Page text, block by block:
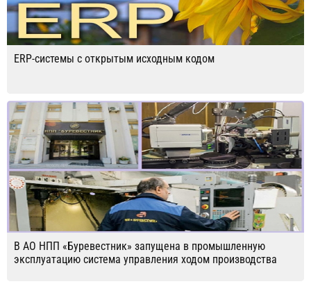
ERP-системы с открытым исходным кодом
В АО НПП «Буревестник» запущена в промышленную
эксплуатацию система управления ходом производства